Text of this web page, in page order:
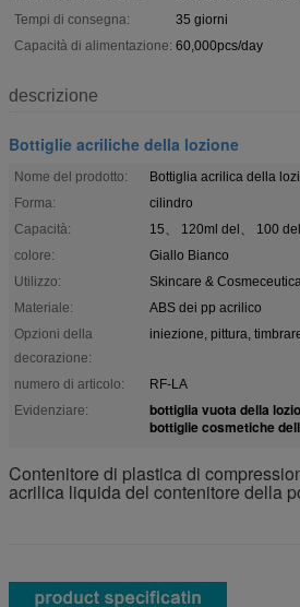
Tempi di consegna:
35 giorni
Capacità di alimentazione: 60,000pcs/day
descrizione
Bottiglie acriliche della lozione
Nome del prodotto:
Bottiglia acrilica della
Forma:
cilindro
Capacità:
15、 120ml del、 100
colore:
Giallo Bianco
Utilizzo:
Skincare &
Materiale:
ABS dei pp acrilico
Opzioni della
decorazione:
iniezione, pittura,
numero di articolo:
RF-LA
Evidenziare:
bottiglia vuota della
bottiglie cosmetiche
Contenitore di plastica di
acrilica liquida del contenitore della